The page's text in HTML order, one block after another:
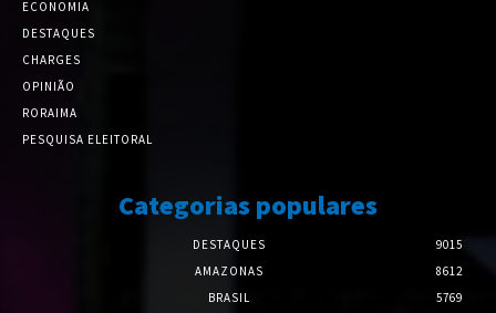
ECONOMIA
DESTAQUES
CHARGES
OPINIÃO
RORAIMA
PESQUISA ELEITORAL
Categorias populares
DESTAQUES
9015
AMAZONAS
8612
BRASIL
5769